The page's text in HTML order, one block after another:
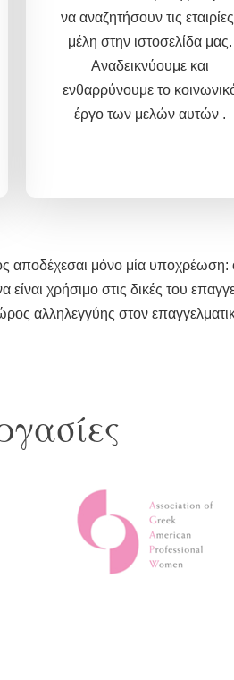
να αναζητήσουν τις
μέλη στην ιστοσελίδα μας.
Αναδεικνύουμε και
ενθαρρύνουμε το
έργο των μελών αυτών .
αποδέχεσαι μόνο μία
χρήσιμο στις δικές του
αλληλεγγύης στον